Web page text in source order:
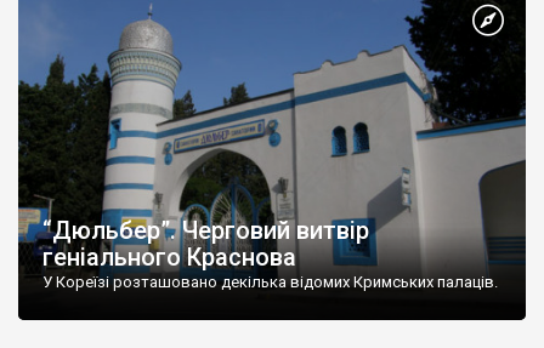
“Дюльбер”. Черговий витвір
геніального Краснова
У Кореїзі розташовано декілька відомих Кримських палаців.